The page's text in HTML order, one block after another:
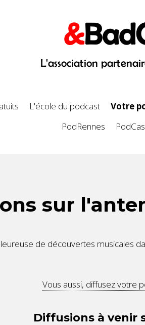
&
L'association
L'école du podcast Votre
PodRennes
sur
de découvertes musicales
Vous aussi, diffusez votre
Diffusions à venir